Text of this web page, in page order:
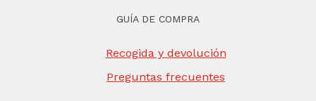
GUÍA DE COMPRA
Recogida y devolución
Preguntas frecuentes